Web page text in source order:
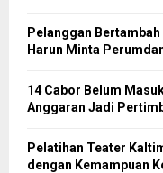
Pelanggan
Harun Minta
14 Cabor Belum
Anggaran Jadi
Pelatihan Teater
dengan Kemampuan